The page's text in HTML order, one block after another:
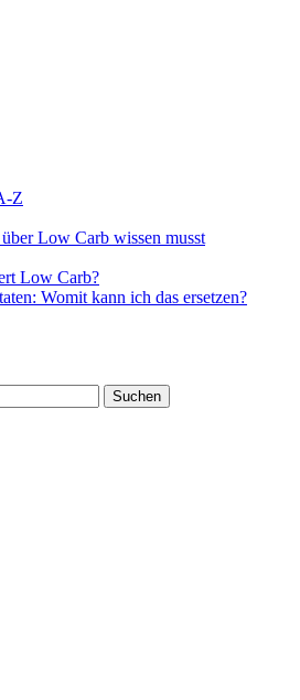
Z
Low Carb wissen musst
Low Carb?
Womit kann ich das ersetzen?
Suchen